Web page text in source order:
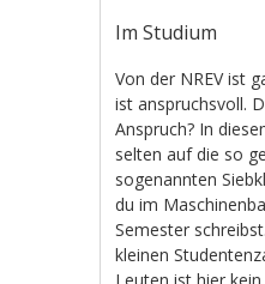
Im Studium
Von der NREV ist
ist anspruchsvoll.
Anspruch? In
selten auf die so
sogenannten
du im
Semester
kleinen